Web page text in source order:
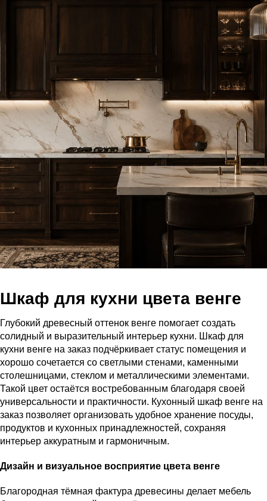
Шкаф для кухни цвета венге
Глубокий древесный оттенок венге помогает создать
солидный и выразительный интерьер кухни. Шкаф для
кухни венге на заказ подчёркивает статус помещения и
хорошо сочетается со светлыми стенами, каменными
столешницами, стеклом и металлическими элементами.
Такой цвет остаётся востребованным благодаря своей
универсальности и практичности. Кухонный шкаф венге на
заказ позволяет организовать удобное хранение посуды,
продуктов и кухонных принадлежностей, сохраняя
интерьер аккуратным и гармоничным.
Дизайн и визуальное восприятие цвета венге
Благородная тёмная фактура древесины делает мебель